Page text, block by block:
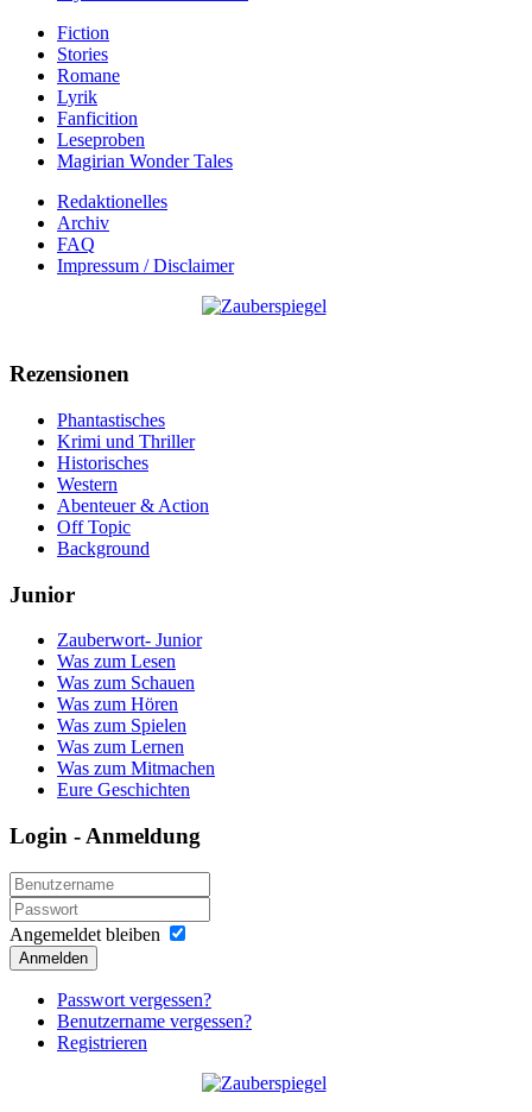
Fiction
Stories
Romane
Lyrik
Fanficition
Leseproben
Magirian Wonder Tales
Redaktionelles
Archiv
FAQ
Impressum / Disclaimer
Rezensionen
Phantastisches
Krimi und Thriller
Historisches
Western
Abenteuer & Action
Off Topic
Background
Junior
Zauberwort- Junior
Was zum Lesen
Was zum Schauen
Was zum Hören
Was zum Spielen
Was zum Lernen
Was zum Mitmachen
Eure Geschichten
Login - Anmeldung
Angemeldet bleiben
Anmelden
Passwort vergessen?
Benutzername vergessen?
Registrieren